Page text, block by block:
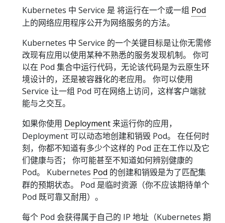
Kubernetes 中 Service 是 将运行在一个或一组 Pod
上的网络应用程序公开为网络服务的方法。
Kubernetes 中 Service 的一个关键目标是让你无需修
改现有应用以使用某种不熟悉的服务发现机制。 你可
以在 Pod 集合中运行代码，无论该代码是为云原生环
境设计的，还是被容器化的老应用。 你可以使用
Service 让一组 Pod 可在网络上访问，这样客户端就
能与之交互。
如果你使用 Deployment 来运行你的应用，
Deployment 可以动态地创建和销毁 Pod。 在任何时
刻，你都不知道有多少个这样的 Pod 正在工作以及它
们健康与否； 你可能甚至不知道如何辨别健康的
Pod。 Kubernetes Pod 的创建和销毁是为了匹配集
群的预期状态。 Pod 是临时资源（你不应该期待单个
Pod 既可靠又耐用）。
每个 Pod 会获得属于自己的 IP 地址（Kubernetes 期